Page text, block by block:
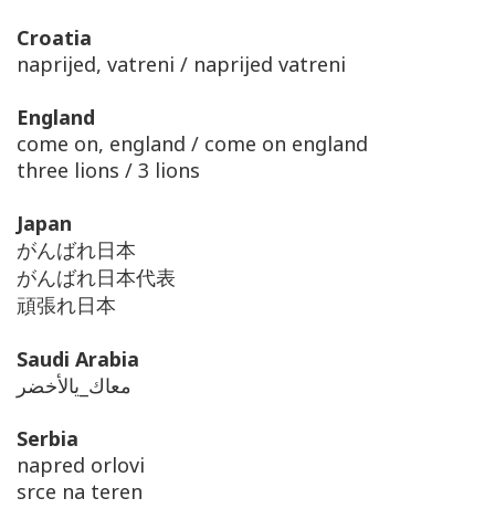
Croatia
naprijed, vatreni / naprijed vatreni
England
come on, england / come on england
three lions / 3 lions
Japan
がんばれ日本
がんばれ日本代表
頑張れ日本
Saudi Arabia
معاك_يالأخضر
Serbia
napred orlovi
srce na teren